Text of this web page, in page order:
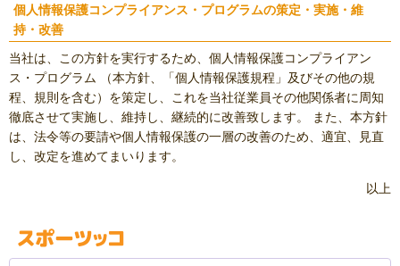
個人情報保護コンプライアンス・プログラムの策定・実施・維
持・改善
当社は、この方針を実行するため、個人情報保護コンプライアン
ス・プログラム （本方針、「個人情報保護規程」及びその他の規
程、規則を含む）を策定し、これを当社従業員その他関係者に周知
徹底させて実施し、維持し、継続的に改善致します。 また、本方針
は、法令等の要請や個人情報保護の一層の改善のため、適宜、見直
し、改定を進めてまいります。
以上